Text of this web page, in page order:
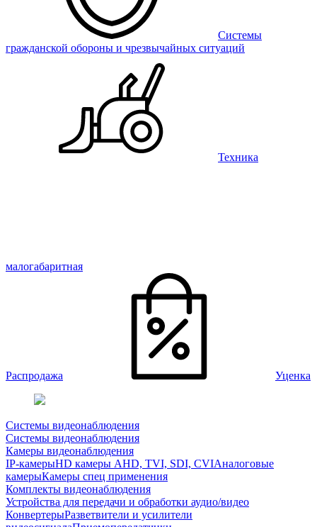
Системы
гражданской обороны и чрезвычайных ситуаций
Техника
малогабаритная
Распродажа Уценка
Системы видеонаблюдения
Системы видеонаблюдения
Камеры видеонаблюдения
IP-камерыHD камеры AHD, TVI, SDI, CVIАналоговые
камерыКамеры спец применения
Комплекты видеонаблюдения
Устройства для передачи и обработки аудио/видео
КонвертерыРазветвители и усилители